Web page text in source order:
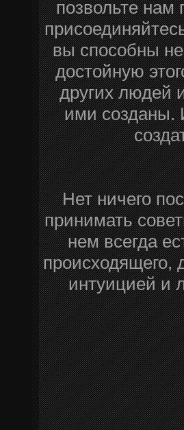
позвольте
вы способны
достойную
других людей
ими созданы.
Нет ничего
принимать
нем всегда
происходящего,
интуицией и